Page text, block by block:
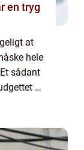
at
hele
sådant
–